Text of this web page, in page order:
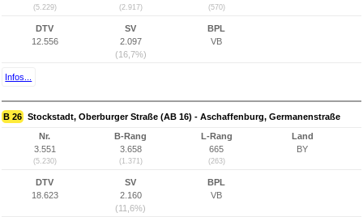
(5.229) (2.917) (570)
DTV
12.556
SV
2.097
(16,7%)
BPL
VB
Infos...
B 26 Stockstadt, Oberburger Straße (AB 16) - Aschaffenburg, Germanenstraße
Nr.
3.551
(5.230)
B-Rang
3.658
(1.371)
L-Rang
665
(263)
Land
BY
DTV
18.623
SV
2.160
(11,6%)
BPL
VB